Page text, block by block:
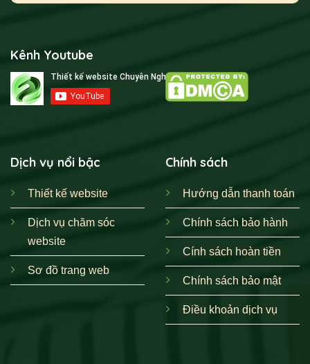
Kênh Youtube
Dịch vụ nổi bậc
Thiết kế website
Dịch vụ chăm sóc
website
Sơ đồ trang web
Chính sách
Hướng dẫn thanh toán
Chính sách bảo hành
Cính sách hoàn tiền
Chính sách bảo mật
Điều khoản dịch vụ